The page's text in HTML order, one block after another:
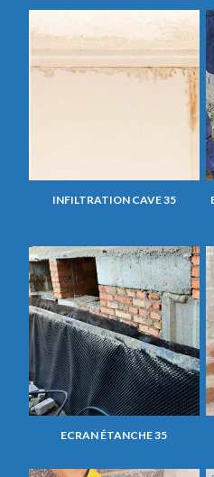
INFILTRATION CAVE 35
ECRAN ÉTANCHE 35